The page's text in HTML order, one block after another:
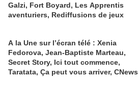
Galzi, Fort Boyard, Les Apprentis
aventuriers, Rediffusions de jeux
A la Une sur l’écran télé : Xenia
Fedorova, Jean-Baptiste Marteau,
Secret Story, Ici tout commence,
Taratata, Ça peut vous arriver, CNews